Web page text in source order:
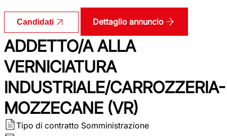
Candidati Dettaglio annuncio
ADDETTO/A ALLA
VERNICIATURA
INDUSTRIALE/CARROZZERIA-
MOZZECANE (VR)
Tipo di contratto Somministrazione